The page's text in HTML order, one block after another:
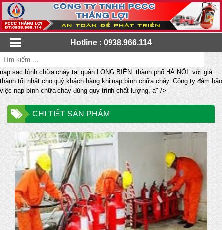
Hotline : 0938.966.114
nạp sạc bình chữa cháy tại quận LONG BIÊN thành phố HÀ NỘI với giá
thành tốt nhất cho quý khách hàng khi nạp bình chữa cháy. Công ty đảm bảo
việc nạp bình chữa cháy đúng quy trình chất lượng, a" />
CHI TIẾT SẢN PHẨM